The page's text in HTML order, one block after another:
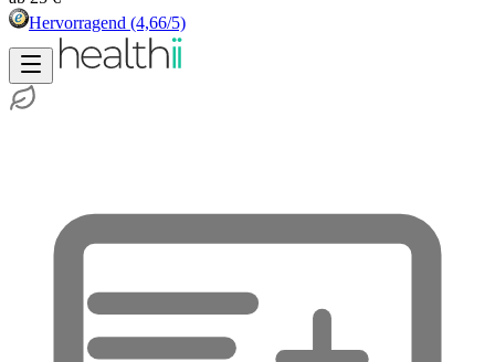
Hervorragend (4,66/5)